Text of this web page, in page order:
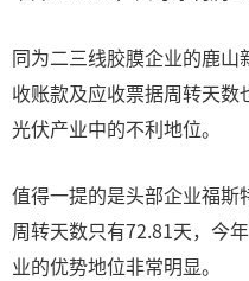
同为二三线胶膜企业的鹿
收账款及应收票据周转天
光伏产业中的不利地位。
值得一提的是头部企业福
周转天数只有72.81天，今
业的优势地位非常明显。